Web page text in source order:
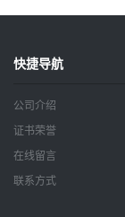
快捷导航
公司介绍
证书荣誉
在线留言
联系方式